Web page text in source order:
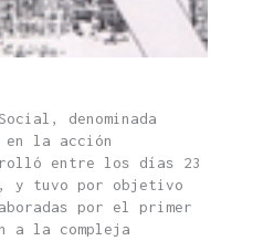
denominada
en la acción
entre los días 23
y tuvo por objetivo
por el primer
a la compleja